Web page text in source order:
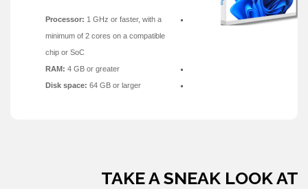
Processor: 1 GHz or faster, with a
minimum of 2 cores on a compatible
chip or SoC
RAM: 4 GB or greater
Disk space: 64 GB or larger
TAKE A SNEAK LOOK AT